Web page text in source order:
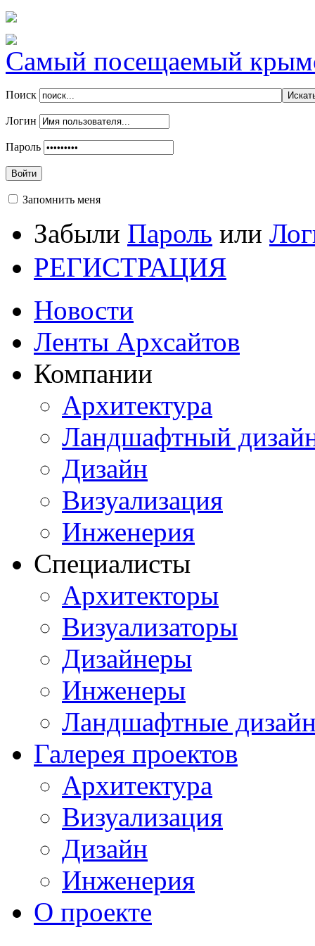
Самый посещаемый
Поиск
Логин
Пароль
Войти
Запомнить меня
Забыли Пароль или
РЕГИСТРАЦИЯ
Новости
Ленты Архсайтов
Компании
Архитектура
Ландшафтный
Дизайн
Визуализация
Инженерия
Специалисты
Архитекторы
Визуализаторы
Дизайнеры
Инженеры
Ландшафтные
Галерея проектов
Архитектура
Визуализация
Дизайн
Инженерия
О проекте